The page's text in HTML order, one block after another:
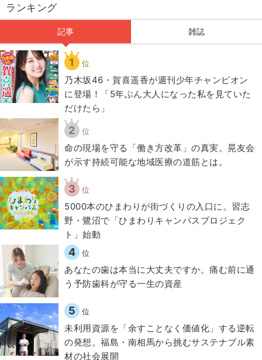
ランキング
記事 雑誌
1 位
乃木坂46・賀喜遥香が週刊少年チャンピオン
に登場！「5年ぶん大人になった私を見ていた
だけたら」
2 位
​命の現場を守る「働き方改革」の真実。晃友会
が示す持続可能な地域医療の道筋とは。
3 位
5000本のひまわりが街づくりの入口に。習志
野・鷺沼で「ひまわりキャンパスプロジェク
ト」始動
4 位
​あなたの歯は本当に大丈夫ですか。痛む前に通
う予防歯科が守る一生の資産
5 位
​​未利用資源を「余すことなく価値化」する逆転
の発想。福島・南相馬から挑むサステナブル素
材の社会展開​